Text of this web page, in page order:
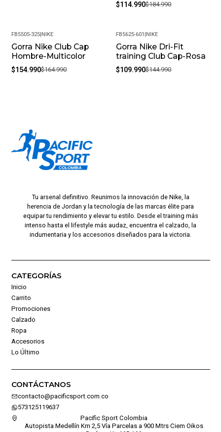
$114.990$184.990
-6%
FB5505-325|NIKE
Gorra Nike Club Cap
Hombre-Multicolor
$154.990$164.990
-24%
FB5625-601 |NIKE
Gorra Nike Dri-Fit
training Club Cap-Rosa
$109.990$144.990
Tu arsenal definitivo. Reunimos la innovación de Nike, la
herencia de Jordan y la tecnología de las marcas élite para
equipar tu rendimiento y elevar tu estilo. Desde el training más
intenso hasta el lifestyle más audaz, encuentra el calzado, la
indumentaria y los accesorios diseñados para la victoria.
CATEGORÍAS
Inicio
Carrito
Promociones
Calzado
Ropa
Accesorios
Lo Último
CONTÁCTANOS
contacto@pacificsport.com.co
573125119637
Pacific Sport Colombia
Autopista Medellín Km 2,5 Vía Parcelas a 900 Mtrs Ciem Oikos